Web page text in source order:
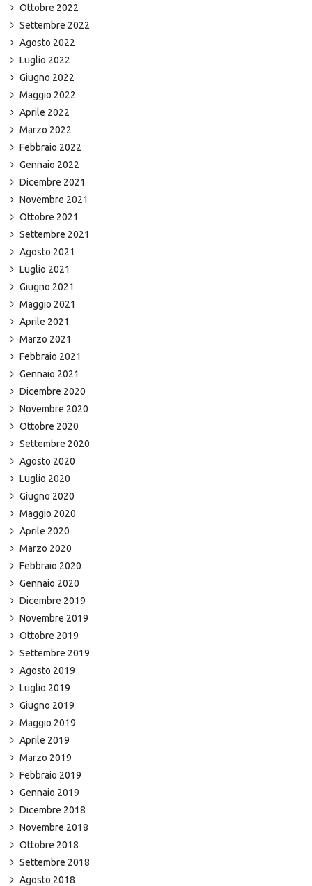
Ottobre 2022
Settembre 2022
Agosto 2022
Luglio 2022
Giugno 2022
Maggio 2022
Aprile 2022
Marzo 2022
Febbraio 2022
Gennaio 2022
Dicembre 2021
Novembre 2021
Ottobre 2021
Settembre 2021
Agosto 2021
Luglio 2021
Giugno 2021
Maggio 2021
Aprile 2021
Marzo 2021
Febbraio 2021
Gennaio 2021
Dicembre 2020
Novembre 2020
Ottobre 2020
Settembre 2020
Agosto 2020
Luglio 2020
Giugno 2020
Maggio 2020
Aprile 2020
Marzo 2020
Febbraio 2020
Gennaio 2020
Dicembre 2019
Novembre 2019
Ottobre 2019
Settembre 2019
Agosto 2019
Luglio 2019
Giugno 2019
Maggio 2019
Aprile 2019
Marzo 2019
Febbraio 2019
Gennaio 2019
Dicembre 2018
Novembre 2018
Ottobre 2018
Settembre 2018
Agosto 2018